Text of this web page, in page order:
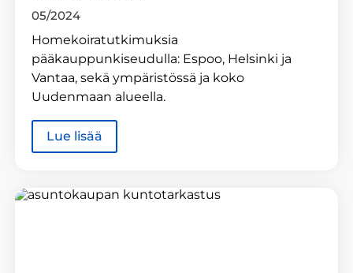
05/2024
Homekoiratutkimuksia
pääkauppunkiseudulla: Espoo, Helsinki ja
Vantaa, sekä ympäristössä ja koko
Uudenmaan alueella.
Lue lisää